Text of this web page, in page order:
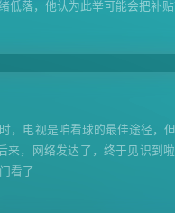
落，他认为此举可能会把补
，电视是咱看球的最佳途径，
，网络发达了，终于见识到
看了